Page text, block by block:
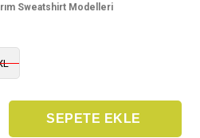
Sweatshirt Modelleri